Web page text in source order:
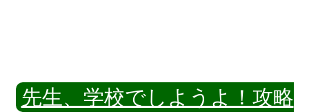
先生、学校でしようよ！攻略